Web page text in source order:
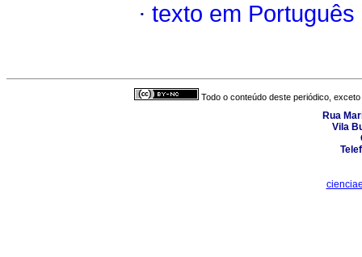
· texto em Português
Todo o conteúdo deste periódico,
Rua
Vila